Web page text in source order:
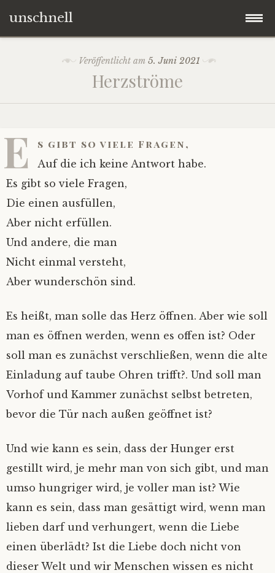
unschnell
Verba
Imagines
Impressum
Veröffentlicht am5. Juni 2021
Herzströme
E s gibt so viele Fragen,
Auf die ich keine Antwort habe.
Es gibt so viele Fragen,
Die einen ausfüllen,
Aber nicht erfüllen.
Und andere, die man
Nicht einmal versteht,
Aber wunderschön sind.
Es heißt, man solle das Herz öffnen. Aber wie soll
man es öffnen werden, wenn es offen ist? Oder
soll man es zunächst verschließen, wenn die alte
Einladung auf taube Ohren trifft?. Und soll man
Vorhof und Kammer zunächst selbst betreten,
bevor die Tür nach außen geöffnet ist?
Und wie kann es sein, dass der Hunger erst
gestillt wird, je mehr man von sich gibt, und man
umso hungriger wird, je voller man ist? Wie
kann es sein, dass man gesättigt wird, wenn man
lieben darf und verhungert, wenn die Liebe
einen überlädt? Ist die Liebe doch nicht von
dieser Welt und wir Menschen wissen es nicht